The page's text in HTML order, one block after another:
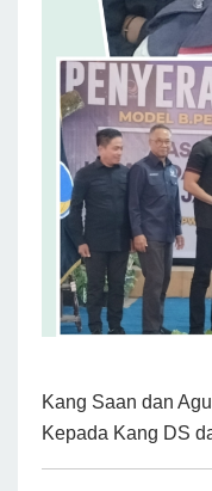
Kang Saan dan
Kepada Kang DS